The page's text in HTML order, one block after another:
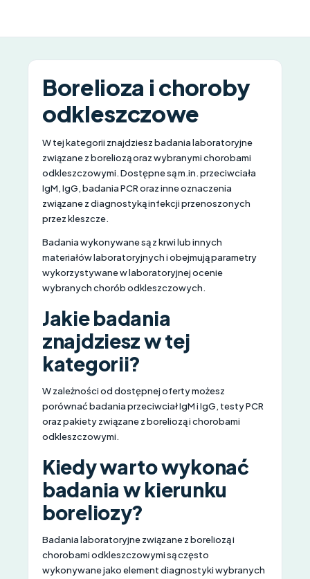
Borelioza i choroby
odkleszczowe
W tej kategorii znajdziesz badania laboratoryjne
związane z boreliozą oraz wybranymi chorobami
odkleszczowymi. Dostępne są m.in. przeciwciała
IgM, IgG, badania PCR oraz inne oznaczenia
związane z diagnostyką infekcji przenoszonych
przez kleszcze.
Badania wykonywane są z krwi lub innych
materiałów laboratoryjnych i obejmują parametry
wykorzystywane w laboratoryjnej ocenie
wybranych chorób odkleszczowych.
Jakie badania
znajdziesz w tej
kategorii?
W zależności od dostępnej oferty możesz
porównać badania przeciwciał IgM i IgG, testy PCR
oraz pakiety związane z boreliozą i chorobami
odkleszczowymi.
Kiedy warto wykonać
badania w kierunku
boreliozy?
Badania laboratoryjne związane z boreliozą i
chorobami odkleszczowymi są często
wykonywane jako element diagnostyki wybranych